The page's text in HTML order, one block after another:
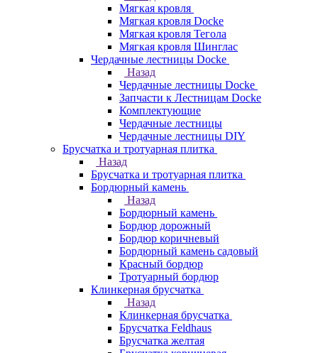
Мягкая кровля
Мягкая кровля Docke
Мягкая кровля Тегола
Мягкая кровля Шинглас
Чердачные лестницы Docke
Назад
Чердачные лестницы Docke
Запчасти к Лестницам Docke
Комплектующие
Чердачные лестницы
Чердачные лестницы DIY
Брусчатка и тротуарная плитка
Назад
Брусчатка и тротуарная плитка
Бордюрный камень
Назад
Бордюрный камень
Бордюр дорожный
Бордюр коричневый
Бордюрный камень садовый
Красный бордюр
Тротуарный бордюр
Клинкерная брусчатка
Назад
Клинкерная брусчатка
Брусчатка Feldhaus
Брусчатка желтая